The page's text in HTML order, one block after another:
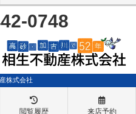
0748
株式会社
閲覧履歴 来店予約